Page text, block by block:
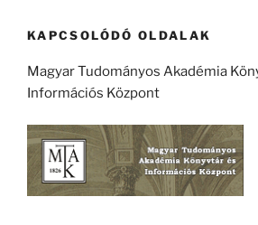
KAPCSOLÓDÓ OLDALAK
Magyar Tudományos Akadémia
Információs Központ